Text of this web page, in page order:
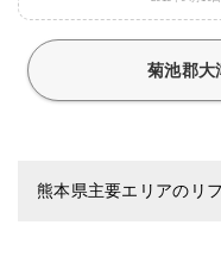
菊池郡大
熊本県主要エリアのリ